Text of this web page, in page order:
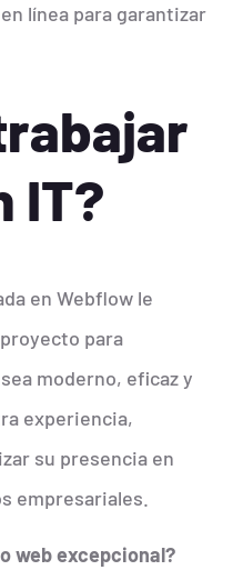
línea para garantizar
IT?
en Webflow le
para
moderno, eficaz y
experiencia,
su presencia en
empresariales.
web excepcional?